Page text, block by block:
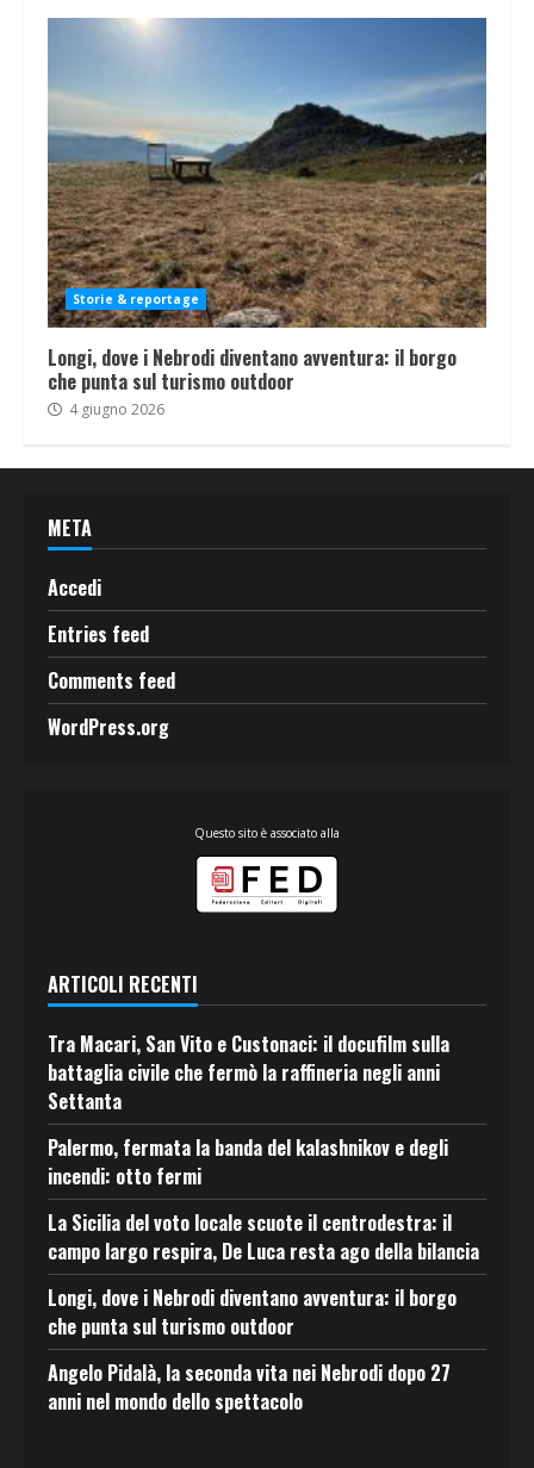
Storie & reportage
Longi, dove i Nebrodi diventano avventura: il borgo
che punta sul turismo outdoor
4 giugno 2026
META
Accedi
Entries feed
Comments feed
WordPress.org
Questo sito è associato alla
ARTICOLI RECENTI
Tra Macari, San Vito e Custonaci: il docufilm sulla
battaglia civile che fermò la raffineria negli anni
Settanta
Palermo, fermata la banda del kalashnikov e degli
incendi: otto fermi
La Sicilia del voto locale scuote il centrodestra: il
campo largo respira, De Luca resta ago della bilancia
Longi, dove i Nebrodi diventano avventura: il borgo
che punta sul turismo outdoor
Angelo Pidalà, la seconda vita nei Nebrodi dopo 27
anni nel mondo dello spettacolo